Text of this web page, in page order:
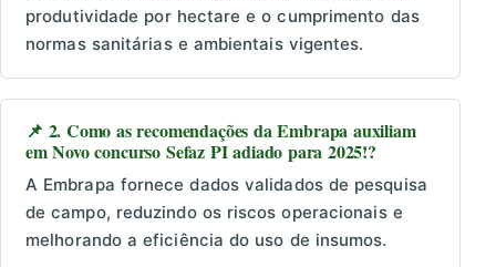
produtividade por hectare e o cumprimento das
normas sanitárias e ambientais vigentes.
📌 2. Como as recomendações da Embrapa auxiliam
em Novo concurso Sefaz PI adiado para 2025!?
A Embrapa fornece dados validados de pesquisa
de campo, reduzindo os riscos operacionais e
melhorando a eficiência do uso de insumos.